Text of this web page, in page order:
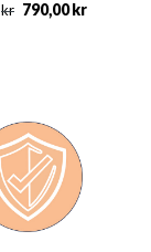
kr kr
790,00